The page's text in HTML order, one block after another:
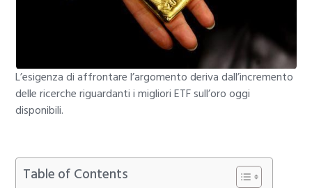
L’esigenza di affrontare l’argomento deriva dall’incremento
delle ricerche riguardanti i migliori ETF sull’oro oggi
disponibili.
Table of Contents